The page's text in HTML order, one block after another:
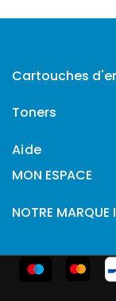
Cartouches
Toners
Aide
MON ESPACE
NOTRE MARQUE